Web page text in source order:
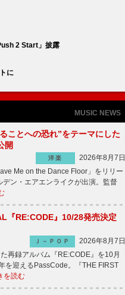
2 Start」披露
に
MUSIC NEWS
ことへの恐れ”をテーマにした
開
洋楽
2026年8月7日
Me on the Dance Floor」をリリー
ン・エアエンライクが出演。監督
『RE:CODE』10/28発売決定
Ｊ－ＰＯＰ
2026年8月7日
再録アルバム『RE:CODE』を10月
迎えるPassCode。『THE FIRST
を読む